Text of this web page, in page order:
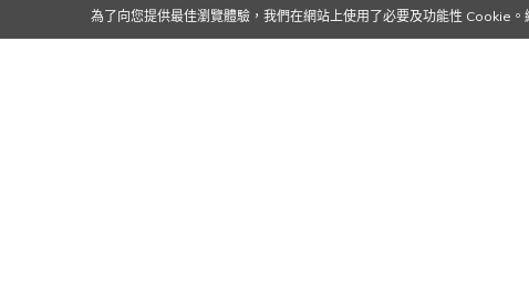
為了向您提供最佳瀏覽體驗，我們在網站上使用了必要及功能性 Cookie